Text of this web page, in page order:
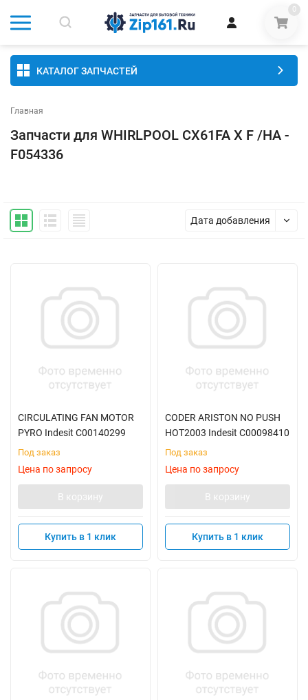
0
КАТАЛОГ ЗАПЧАСТЕЙ
Главная
Запчасти для WHIRLPOOL CX61FA X F /HA -
F054336
Дата добавления
CIRCULATING FAN MOTOR
PYRO Indesit C00140299
Под заказ
Цена по запросу
В корзину
Купить в 1 клик
CODER ARISTON NO PUSH
HOT2003 Indesit C00098410
Под заказ
Цена по запросу
В корзину
Купить в 1 клик